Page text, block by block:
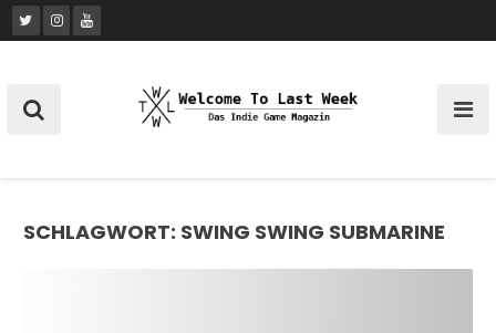
Skip
to
SCHLAGWORT: SWING SWING SUBMARINE